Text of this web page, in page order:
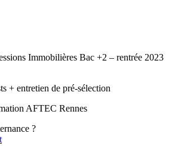
Immobilières Bac +2 – rentrée 2023
+ entretien de pré-sélection
AFTEC Rennes
?